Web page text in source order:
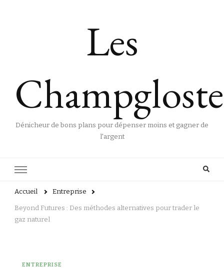
Les
Dénicheur de bons plans pour dépenser moins et gagner de
l'argent
Accueil Entreprise
Beyond Futures : Des méthodes alternatives pour trader le
gaz naturel
ENTREPRISE